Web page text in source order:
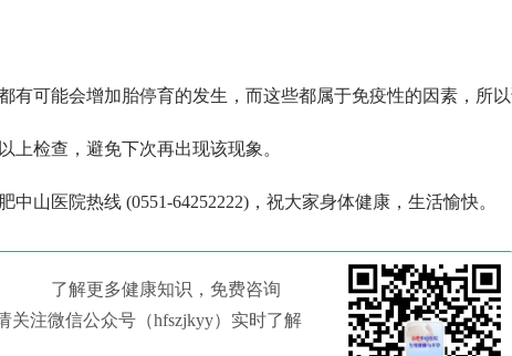
可能会增加胎停育的发生，而这些都属于免疫性的因素，所
上检查，避免下次再出现该现象。
山医院热线 (0551-64252222)，祝大家身体健康，生活愉快。
了解更多健康知识，免费咨询
关注微信公众号（hfszjkyy）实时了解